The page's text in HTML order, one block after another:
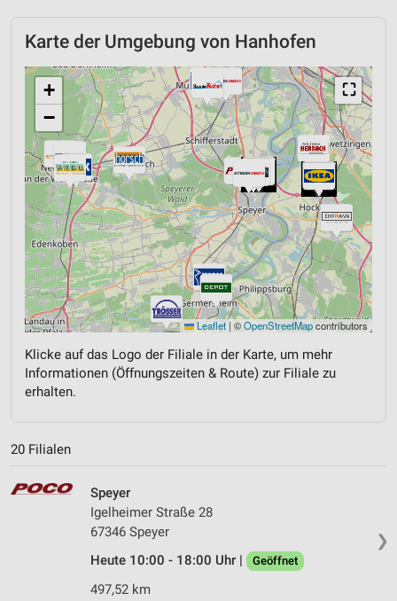
Karte der Umgebung von Hanhofen
⛶
+
−
Leaflet | ©OpenStreetMapcontributors
Klicke auf das Logo der Filiale in der Karte, um mehr
Informationen (Öffnungszeiten & Route) zur Filiale zu
erhalten.
20 Filialen
❯
Speyer
Igelheimer Straße 28
67346 Speyer
Heute 10:00 - 18:00 Uhr |
Geöffnet
497,52 km